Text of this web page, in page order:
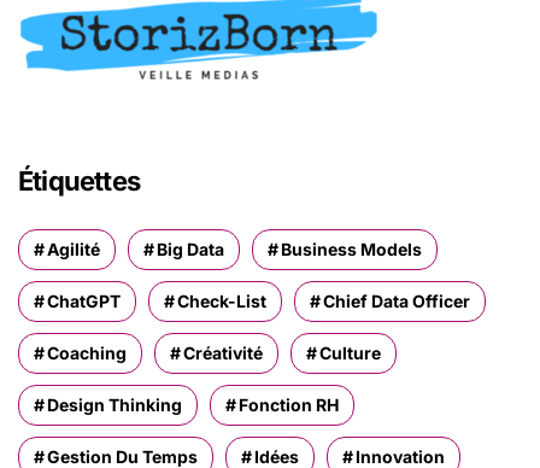
Étiquettes
Agilité Big Data Business Models
ChatGPT Check-List Chief Data Officer
Coaching Créativité Culture
Design Thinking Fonction RH
Gestion Du Temps Idées Innovation